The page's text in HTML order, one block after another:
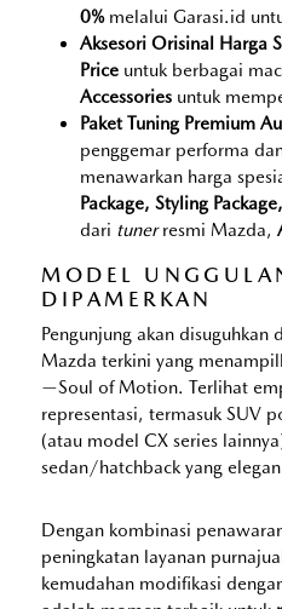
0%melalui Garasi.id
Aksesori Orisinal Harga
Price untuk berbagai
Accessories untuk
Paket Tuning Premium
penggemar performa
menawarkan harga
Package, Styling Package,
dari tunerresmi Mazda,
MODEL
DIPAMERKAN
Pengunjung akan disuguhkan
Mazda terkini yang
—Soul of Motion. Terlihat
representasi, termasuk SUV
(atau model CX series
sedan/hatchback yang
Dengan kombinasi
peningkatan layanan
kemudahan modifikasi